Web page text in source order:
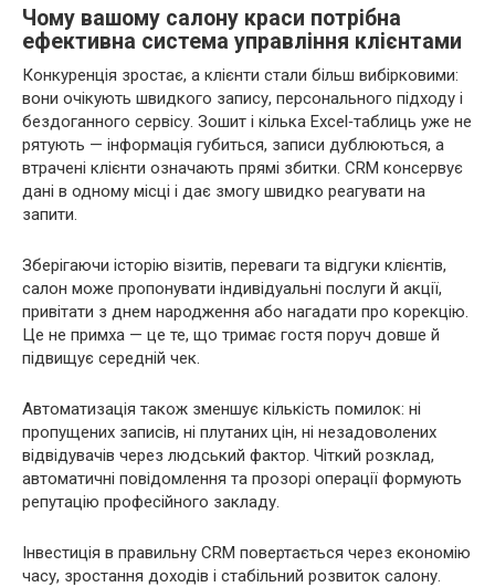
Чому вашому салону краси потрібна
ефективна система управління клієнтами
Конкуренція зростає, а клієнти стали більш вибірковими:
вони очікують швидкого запису, персонального підходу і
бездоганного сервісу. Зошит і кілька Excel‑таблиць уже не
рятують — інформація губиться, записи дублюються, а
втрачені клієнти означають прямі збитки. CRM консервує
дані в одному місці і дає змогу швидко реагувати на
запити.
Зберігаючи історію візитів, переваги та відгуки клієнтів,
салон може пропонувати індивідуальні послуги й акції,
привітати з днем народження або нагадати про корекцію.
Це не примха — це те, що тримає гостя поруч довше й
підвищує середній чек.
Автоматизація також зменшує кількість помилок: ні
пропущених записів, ні плутаних цін, ні незадоволених
відвідувачів через людський фактор. Чіткий розклад,
автоматичні повідомлення та прозорі операції формують
репутацію професійного закладу.
Інвестиція в правильну CRM повертається через економію
часу, зростання доходів і стабільний розвиток салону.